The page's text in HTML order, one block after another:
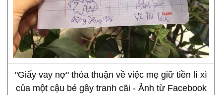
"Giấy vay nợ" thỏa thuận về việc mẹ giữ tiền lì xì
của một cậu bé gây tranh cãi - Ảnh từ Facebook